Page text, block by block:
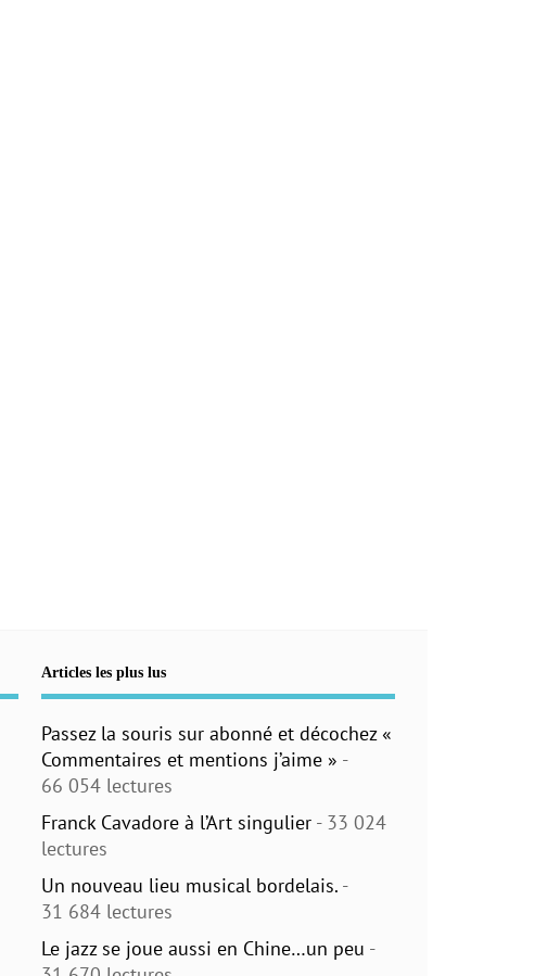
Articles les plus lus
Passez la souris sur abonné et décochez «
Commentaires et mentions j’aime » -
66 054 lectures
Franck Cavadore à l’Art singulier - 33 024
lectures
Un nouveau lieu musical bordelais. -
31 684 lectures
Le jazz se joue aussi en Chine…un peu -